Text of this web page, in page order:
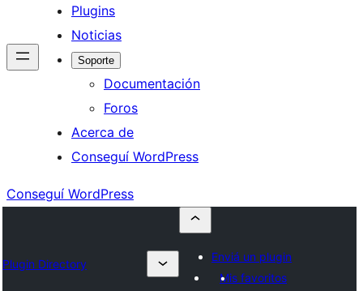
Plugins
Noticias
Soporte
Documentación
Foros
Acerca de
Conseguí WordPress
Conseguí WordPress
Plugin Directory
Enviá un plugin
Mis favoritos